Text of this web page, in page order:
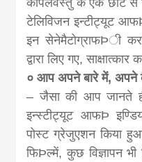
टेलिविजन इन्टीट्यूट
इन सेनेमैटोग्राफÞी
द्वारा लिए गए,
० आप अपने बारे में, अपने
– जैसा की आप जानते
इन्स्टीट्यूट आफÞ
पोस्ट ग्रेजुएशन किया
फिÞल्में, कुछ विज्ञापन